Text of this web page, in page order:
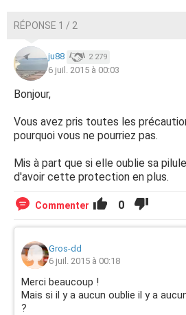
RÉPONSE 1 / 2
ju88 2 279
6 juil. 2015 à 00:03
Bonjour,
Vous avez pris toutes les
pourquoi vous ne pourriez pas.
Mis à part que si elle oublie sa
d'avoir cette protection en plus.
Commenter 0
Gros-dd
6 juil. 2015 à 00:18
Merci beaucoup !
Mais si il y a aucun oublie il y a
?